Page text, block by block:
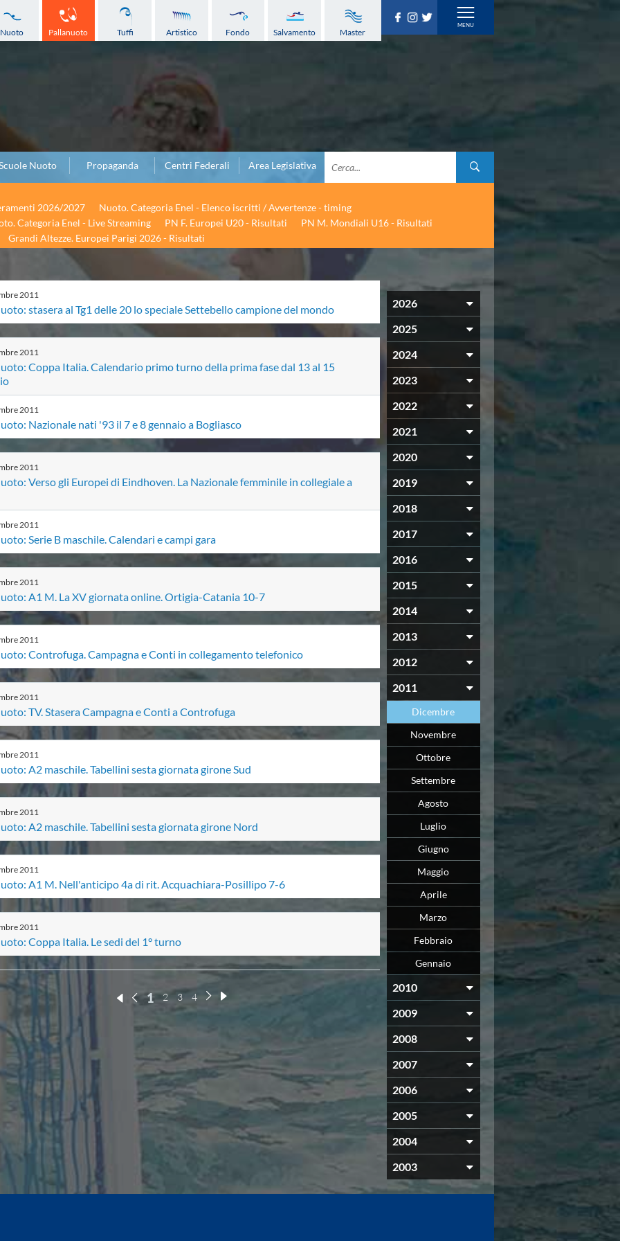
Nuoto Pallanuoto Tuffi Artistico Fondo Salvamento Master
Nuoto Propaganda Centri Federali Area Legislativa
2026/2027
Nuoto. Categoria Enel - Elenco iscritti / Avvertenze - timing
Categoria Enel - Live Streaming PN F. Europei U20 - Risultati
PN M. Mondiali U16 - Risultati
Grandi Altezze. Europei Parigi 2026 - Risultati
2011
stasera al Tg1 delle 20 lo speciale Settebello campione del mondo
2011
Coppa Italia. Calendario primo turno della prima fase dal 13 al 15
2011
Nazionale nati '93 il 7 e 8 gennaio a Bogliasco
2011
Verso gli Europei di Eindhoven. La Nazionale femminile in collegiale a
2011
Serie B maschile. Calendari e campi gara
2011
A1 M. La XV giornata online. Ortigia-Catania 10-7
2011
Controfuga. Campagna e Conti in collegamento telefonico
2011
TV. Stasera Campagna e Conti a Controfuga
2011
A2 maschile. Tabellini sesta giornata girone Sud
2011
A2 maschile. Tabellini sesta giornata girone Nord
2011
A1 M. Nell'anticipo 4a di rit. Acquachiara-Posillipo 7-6
2011
Coppa Italia. Le sedi del 1° turno
1 2 3 4
2026
2025
2024
2023
2022
2021
2020
2019
2018
2017
2016
2015
2014
2013
2012
2011
Dicembre
Novembre
Ottobre
Settembre
Agosto
Luglio
Giugno
Maggio
Aprile
Marzo
Febbraio
Gennaio
2010
2009
2008
2007
2006
2005
2004
2003